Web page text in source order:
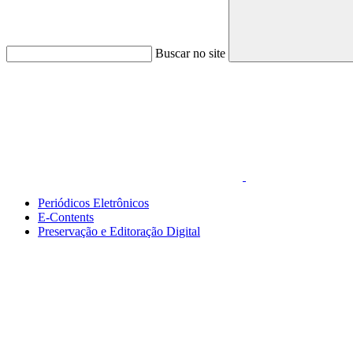
Buscar no site
Periódicos Eletrônicos
E-Contents
Preservação e Editoração Digital